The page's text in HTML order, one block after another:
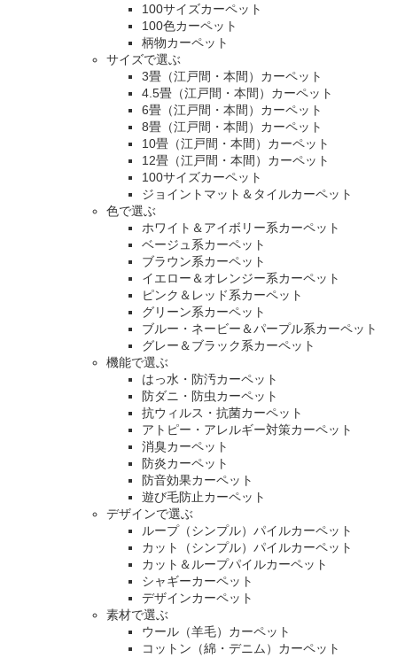
100サイズカーペット
100色カーペット
柄物カーペット
サイズで選ぶ
3畳（江戸間・本間）カーペット
4.5畳（江戸間・本間）カーペット
6畳（江戸間・本間）カーペット
8畳（江戸間・本間）カーペット
10畳（江戸間・本間）カーペット
12畳（江戸間・本間）カーペット
100サイズカーペット
ジョイントマット＆タイルカーペット
色で選ぶ
ホワイト＆アイボリー系カーペット
ベージュ系カーペット
ブラウン系カーペット
イエロー＆オレンジー系カーペット
ピンク＆レッド系カーペット
グリーン系カーペット
ブルー・ネービー＆パープル系カーペット
グレー＆ブラック系カーペット
機能で選ぶ
はっ水・防汚カーペット
防ダニ・防虫カーペット
抗ウィルス・抗菌カーペット
アトピー・アレルギー対策カーペット
消臭カーペット
防炎カーペット
防音効果カーペット
遊び毛防止カーペット
デザインで選ぶ
ループ（シンプル）パイルカーペット
カット（シンプル）パイルカーペット
カット＆ループパイルカーペット
シャギーカーペット
デザインカーペット
素材で選ぶ
ウール（羊毛）カーペット
コットン（綿・デニム）カーペット